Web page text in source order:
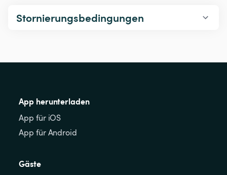
Stornierungsbedingungen
App herunterladen
App für iOS
App für Android
Gäste